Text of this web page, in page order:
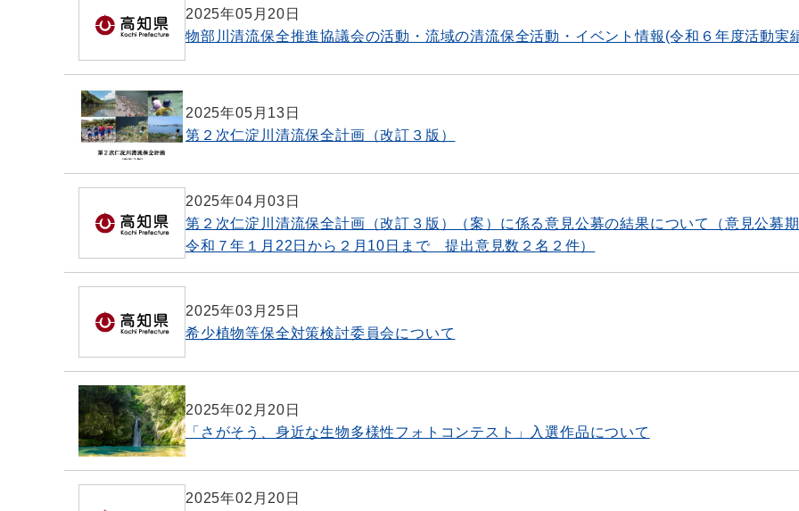
2025年05月20日
物部川清流保全推進協議会の活動・流域の清流保全活動・イベント情報(令和６年度活動実
2025年05月13日
第２次仁淀川清流保全計画（改訂３版）
2025年04月03日
第２次仁淀川清流保全計画（改訂３版）（案）に係る意見公募の結果について（意見公募
令和７年１月22日から２月10日まで 提出意見数２名２件）
2025年03月25日
希少植物等保全対策検討委員会について
2025年02月20日
「さがそう、身近な生物多様性フォトコンテスト」入選作品について
2025年02月20日